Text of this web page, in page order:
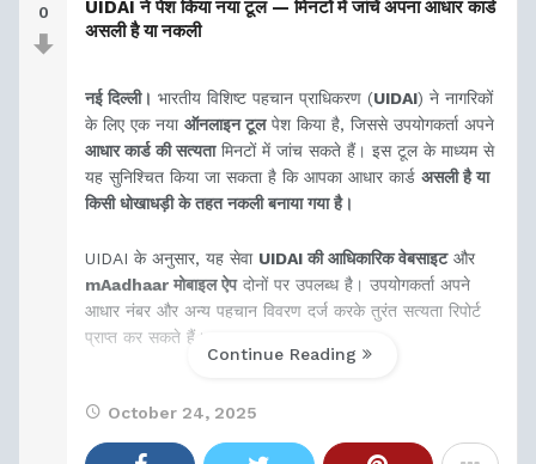
0
UIDAI ने पेश किया नया टूल — मिनटों में जांचें अपना आधार कार्ड
असली है या नकली
नई दिल्ली। भारतीय विशिष्ट पहचान प्राधिकरण (UIDAI) ने नागरिकों
के लिए एक नया ऑनलाइन टूलपेश किया है, जिससे उपयोगकर्ता अपने
आधार कार्ड की सत्यतामिनटों में जांच सकते हैं। इस टूल के माध्यम से
यह सुनिश्चित किया जा सकता है कि आपका आधार कार्ड असली है या
किसी धोखाधड़ी के तहत नकली बनाया गया है।
UIDAI के अनुसार, यह सेवा UIDAI की आधिकारिक वेबसाइटऔर
mAadhaar मोबाइल ऐपदोनों पर उपलब्ध है। उपयोगकर्ता अपने
आधार नंबर और अन्य पहचान विवरण दर्ज करके तुरंत सत्यता रिपोर्ट
प्राप्त कर सकते हैं।
Continue Reading
October 24, 2025